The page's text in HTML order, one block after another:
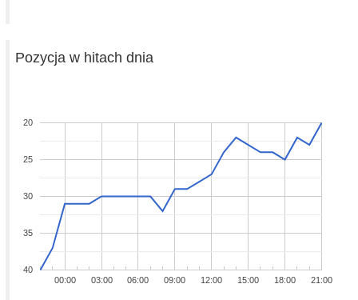
Pozycja w hitach dnia
00:00 03:00 06:00 09:00 12:00 15:00 18:00 21:00
20
25
30
35
40